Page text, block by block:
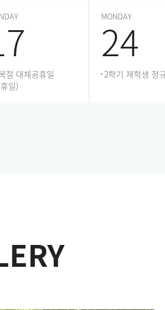
절 대체공휴일
일)
MONDAY
24
2학기 재학생 정